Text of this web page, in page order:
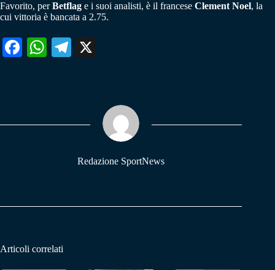
Favorito, perBetflag e i suoi analisti, è il francese Clement Noel, la
cui vittoria è bancata a 2.75.
Fa W
pp
Te
m
Redazione SportNews
Articoli correlati